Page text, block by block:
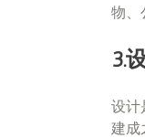
物、
3.
设计
建成